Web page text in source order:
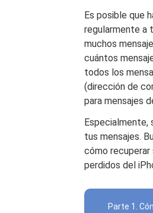
Es posible que
regularmente a
muchos
cuántos
todos los
(dirección de
para mensajes
Especialmente,
tus mensajes.
cómo recuperar
perdidos del
Parte 1.